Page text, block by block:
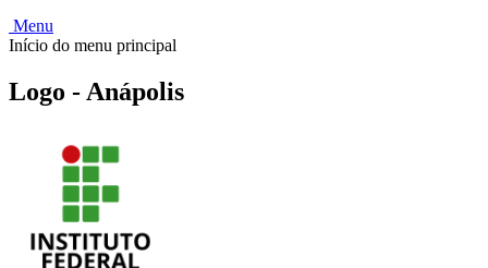
Menu
Início do menu principal
Logo - Anápolis